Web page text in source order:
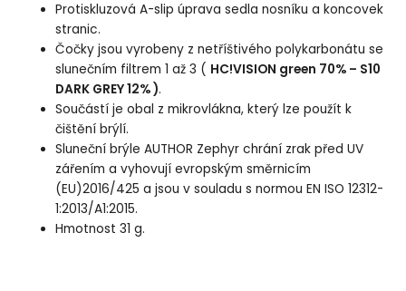
Protiskluzová A-slip úprava sedla nosníku a koncovek
stranic.
Čočky jsou vyrobeny z netříštivého polykarbonátu se
slunečním filtrem 1 až 3 ( HC!VISION green 70% – S10
DARK GREY 12% ).
Součástí je obal z mikrovlákna, který lze použít k
čištění brýlí.
Sluneční brýle AUTHOR Zephyr chrání zrak před UV
zářením a vyhovují evropským směrnicím
(EU)2016/425 a jsou v souladu s normou EN ISO 12312-
1:2013/A1:2015.
Hmotnost 31 g.